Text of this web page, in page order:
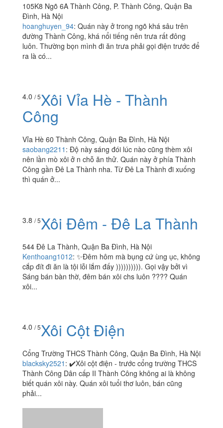
105K8 Ngõ 6A Thành Công, P. Thành Công, Quận Ba
Đình, Hà Nội
hoanghuyen_94: Quán này ở trong ngõ khá sâu trên
đường Thành Công, khá nổi tiếng nên trưa rất đông
luôn. Thường bọn mình đi ăn trưa phải gọi điện trước để
ra là có...
4.0 / 5Xôi Vỉa Hè - Thành
Công
Vỉa Hè 60 Thành Công, Quận Ba Đình, Hà Nội
saobang2211 : Độ này sáng đói lúc nào cũng thèm xôi
nên lần mò xôi ở n chỗ ăn thử. Quán này ở phía Thành
Công gần Đê La Thành nha. Từ Đê La Thành đi xuống
thì quán ở...
3.8 / 5Xôi Đêm - Đê La Thành
544 Đê La Thành, Quận Ba Đình, Hà Nội
Kenthoang1012: ✨Đêm hôm mà bụng cứ ùng ục, không
cắp đít đi ăn là tội lỗi lắm đấy )))))))))). Gọi vậy bởi vì
Sáng bán bàn thờ, đêm bán xôi chs luôn ???? Quán
xôi...
4.0 / 5Xôi Cột Điện
Cổng Trường THCS Thành Công, Quận Ba Đình, Hà Nội
blacksky2521 : ✔️Xôi cột điện - trước cổng trường THCS
Thành Công Dân cấp II Thành Công không ai là không
biết quán xôi này. Quán xôi tuổi thơ luôn, bán cũng
phải...